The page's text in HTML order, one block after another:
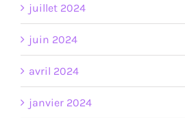
juillet 2024
juin 2024
avril 2024
janvier 2024